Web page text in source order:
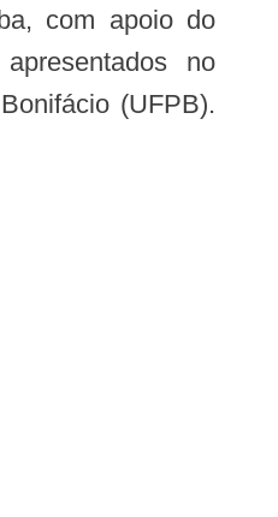
com apoio do
no
(UFPB).